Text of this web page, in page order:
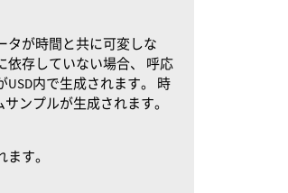
タが時間と共に可変しな
依存していない場合、 呼応
内で生成されます。 時
ンプルが生成されます。
す。